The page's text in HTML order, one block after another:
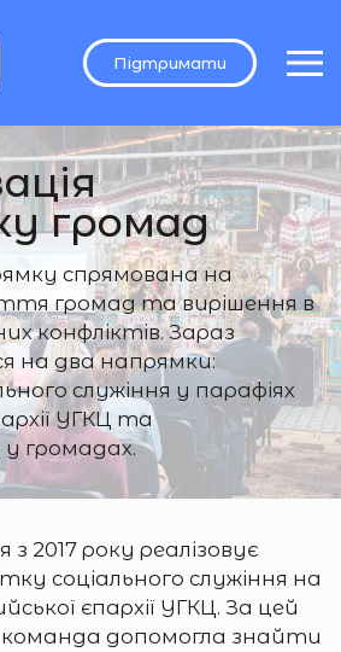
Підтримати
громад
спрямована на
громад та вирішення в
конфліктів. Зараз
на два напрямки:
служіння у парафіях
УГКЦ та
громадах.
2017 року реалізовує
соціального служіння на
єпархії УГКЦ. За цей
команда допомогла знайти